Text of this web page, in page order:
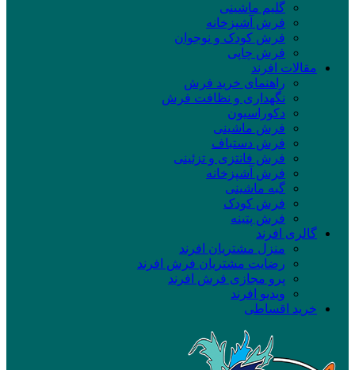
گلیم ماشینی
فرش آشپزخانه
فرش کودک و نوجوان
فرش چاپی
مقالات افرند
راهنمای خرید فرش
نگهداری و نظافت فرش
دکوراسیون
فرش ماشینی
فرش دستباف
فرش فانتزی و تزئینی
فرش آشپزخانه
گبه ماشینی
فرش کودک
فرش پتینه
گالری افرند
منزل مشتریان افرند
رضایت مشتریان فرش افرند
پرو مجازی فرش افرند
ویدیو افرند
خرید اقساطی